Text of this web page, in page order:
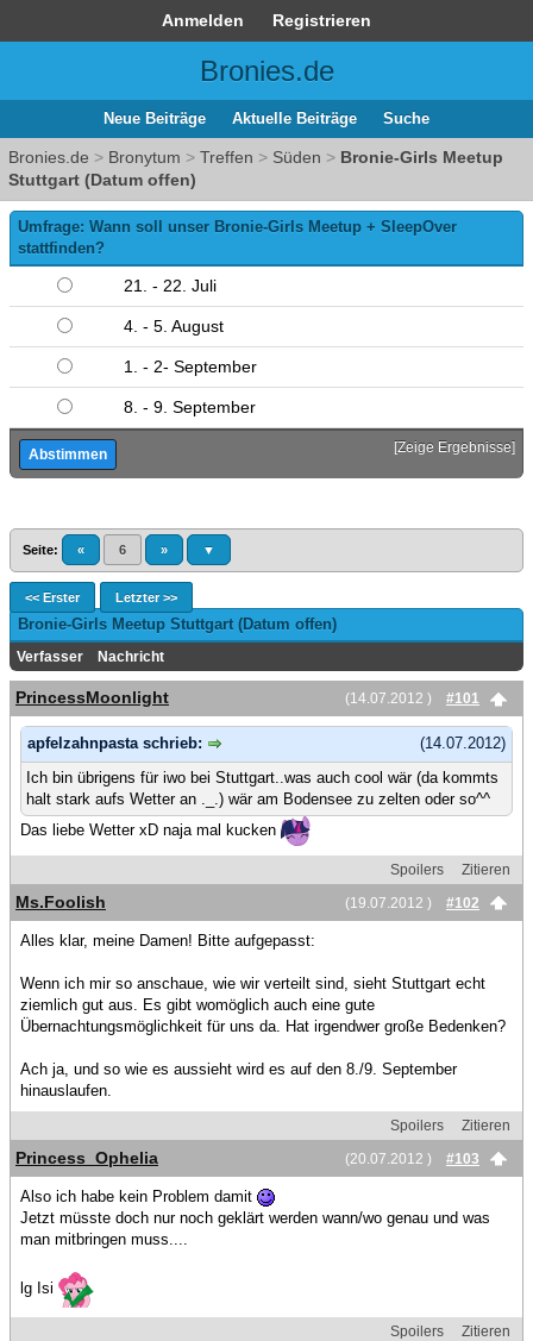
Anmelden Registrieren
Bronies.de
Neue Beiträge Aktuelle Beiträge Suche
Bronies.de > Bronytum > Treffen > Süden > Bronie-Girls Meetup
Stuttgart (Datum offen)
Umfrage: Wann soll unser Bronie-Girls Meetup + SleepOver
stattfinden?
21. - 22. Juli
4. - 5. August
1. - 2- September
8. - 9. September
[Zeige Ergebnisse]
Seite: « 6 » ▼
<< Erster Letzter >>
Bronie-Girls Meetup Stuttgart (Datum offen)
Verfasser Nachricht
(14.07.2012 ) #101
PrincessMoonlight
(14.07.2012)
apfelzahnpasta schrieb:
Ich bin übrigens für iwo bei Stuttgart..was auch cool wär (da kommts
halt stark aufs Wetter an ._.) wär am Bodensee zu zelten oder so^^
Das liebe Wetter xD naja mal kucken
Spoilers
Zitieren
(19.07.2012 )
#102
Ms.Foolish
Alles klar, meine Damen! Bitte aufgepasst:
Wenn ich mir so anschaue, wie wir verteilt sind, sieht Stuttgart echt
ziemlich gut aus. Es gibt womöglich auch eine gute
Übernachtungsmöglichkeit für uns da. Hat irgendwer große Bedenken?
Ach ja, und so wie es aussieht wird es auf den 8./9. September
hinauslaufen.
Spoilers
Zitieren
(20.07.2012 )
#103
Princess_Ophelia
Also ich habe kein Problem damit
Jetzt müsste doch nur noch geklärt werden wann/wo genau und was
man mitbringen muss....
lg Isi
Spoilers
Zitieren